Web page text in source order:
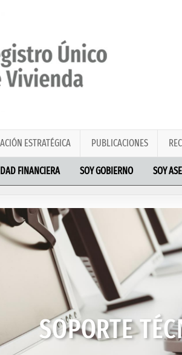
ESTRATÉGICA PUBLICACIONES
FINANCIERA SOY GOBIERNO SOY
SOPORTE